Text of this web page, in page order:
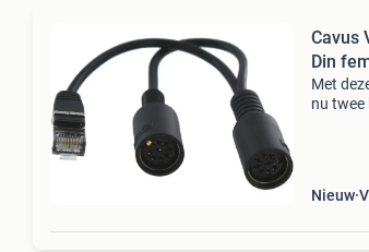
Cavus
Din
Met
nu twee
Nieuw